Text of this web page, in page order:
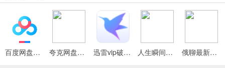
易信棋牌推荐理由
1、第七条 除单式投注外、购买者还可进行复式投注、胆拖投注、多
倍投注。
百度网盘绿色免安装Pc电脑版 夸克网盘官方正式版 迅雷vip破解版永久会员2024版 人生瞬间最新手机版 俄聊最新手机版